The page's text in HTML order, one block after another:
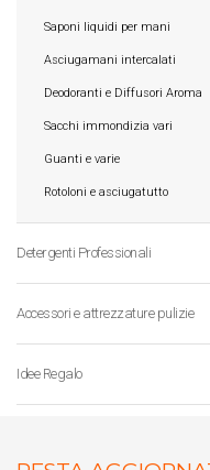
Saponi liquidi per mani
Asciugamani intercalati
Deodoranti e Diffusori Aroma
Sacchi immondizia vari
Guanti e varie
Rotoloni e asciugatutto
Detergenti Professionali
Accessori e attrezzature pulizie
Idee Regalo